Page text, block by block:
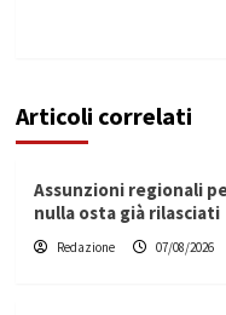
Articoli correlati
Assunzioni regionali
nulla osta già rilasciati
Redazione 07/08/2026